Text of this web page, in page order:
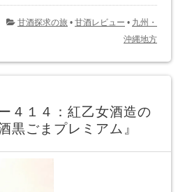
甘酒探求の旅 • 甘酒レビュー • 九州・
沖縄地方
４１４：紅乙女酒造の
黒ごまプレミアム』